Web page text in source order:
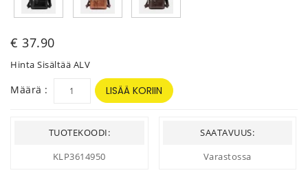
€ 37.90
Hinta Sisältää ALV
Määrä : LISÄÄ KORIIN
TUOTEKOODI:
KLP3614950
SAATAVUUS:
Varastossa